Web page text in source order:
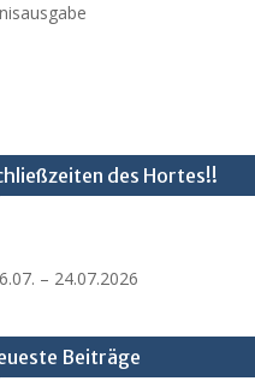
des Hortes!!
– 24.07.2026
Beiträge